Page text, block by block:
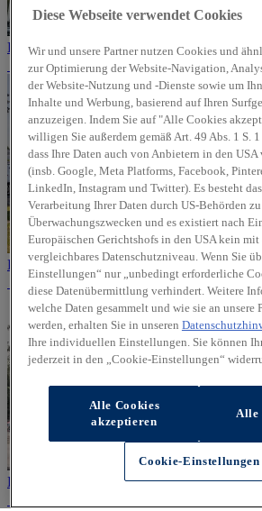
Dortmund
Kamen
Dortmund (Am Flughafen)
Diese Webseite verwendet Cookies
Wir und unsere Partner nutzen Cookies und
zur Optimierung der Website-Navigation,
der Website-Nutzung und -Dienste sowie um
Inhalte und Werbung, basierend auf Ihren
anzuzeigen. Indem Sie auf "Alle Cookies
willigen Sie außerdem gemäß Art. 49 Abs. 1 S.
dass Ihre Daten auch von Anbietern in den USA
(insb. Google, Meta Platforms, Facebook,
LinkedIn, Instagram und Twitter). Es besteht
Verarbeitung Ihrer Daten durch US-Behörden
Überwachungszwecken und es existiert nach
Europäischen Gerichtshofs in den USA kein mit
vergleichbares Datenschutzniveau. Wenn Sie
Einstellungen“ nur „unbedingt erforderliche
diese Datenübermittlung verhindert. Weitere
welche Daten gesammelt und wie sie an unsere
werden, erhalten Sie in unseren
Ihre individuellen Einstellungen. Sie können
jederzeit in den „Cookie-Einstellungen“
Alle Cookies
akzeptieren
Alle
Cookie-Einstellungen